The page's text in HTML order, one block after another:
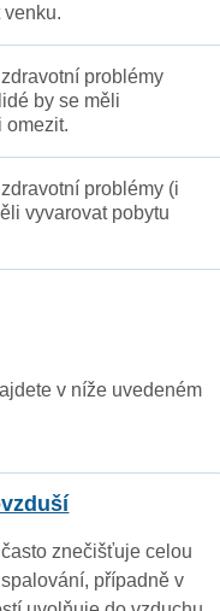
problémy
by se měli
omezit.
problémy (i
vyvarovat pobytu
v níže uvedeném
znečišťuje celou
případně v